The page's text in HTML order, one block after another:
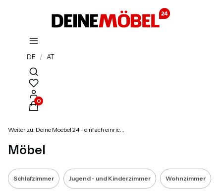
DE / AT
Suchmaschine öffnen
Produkte im Warenkorb: 0. Details anzeigen
Weiter zu: Deine Moebel 24 - einfach einrichten!
Möbel
Schlafzimmer Jugend - und Kinderzimmer Wohnzimmer